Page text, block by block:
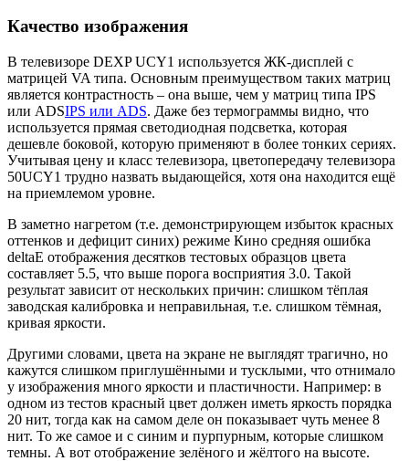
Качество изображения
В телевизоре DEXP UCY1 используется ЖК-дисплей с
матрицей VA типа. Основным преимуществом таких матриц
является контрастность – она выше, чем у матриц типа IPS
или ADSIPS или ADS. Даже без термограммы видно, что
используется прямая светодиодная подсветка, которая
дешевле боковой, которую применяют в более тонких сериях.
Учитывая цену и класс телевизора, цветопередачу телевизора
50UCY1 трудно назвать выдающейся, хотя она находится ещё
на приемлемом уровне.
В заметно нагретом (т.е. демонстрирующем избыток красных
оттенков и дефицит синих) режиме Кино средняя ошибка
deltaE отображения десятков тестовых образцов цвета
составляет 5.5, что выше порога восприятия 3.0. Такой
результат зависит от нескольких причин: слишком тёплая
заводская калибровка и неправильная, т.е. слишком тёмная,
кривая яркости.
Другими словами, цвета на экране не выглядят трагично, но
кажутся слишком приглушёнными и тусклыми, что отнимало
у изображения много яркости и пластичности. Например: в
одном из тестов красный цвет должен иметь яркость порядка
20 нит, тогда как на самом деле он показывает чуть менее 8
нит. То же самое и с синим и пурпурным, которые слишком
темны. А вот отображение зелёного и жёлтого на высоте.